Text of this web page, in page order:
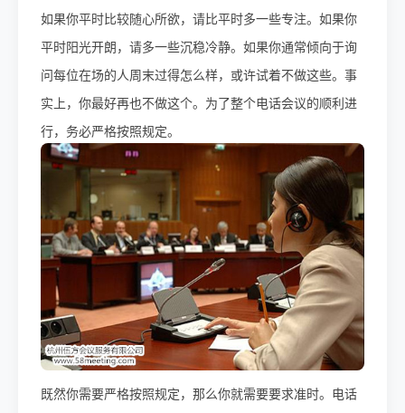
如果你平时比较随心所欲，请比平时多一些专注。如果你
平时阳光开朗，请多一些沉稳冷静。如果你通常倾向于询
问每位在场的人周末过得怎么样，或许试着不做这些。事
实上，你最好再也不做这个。为了整个电话会议的顺利进
行，务必严格按照规定。
既然你需要严格按照规定，那么你就需要要求准时。电话